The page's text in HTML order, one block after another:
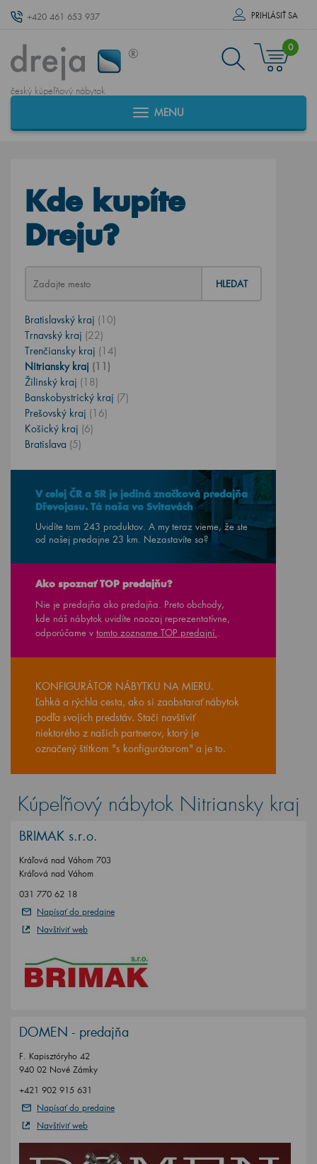
+420 461 653 937 PRIHLÁSIŤ SA
český kúpeľňový nábytok
0
MENU
Kde kupíte
Dreju?
HLEDAT
Bratislavský kraj (10)
Trnavský kraj (22)
Trenčiansky kraj (14)
Nitriansky kraj (11)
Žilinský kraj (18)
Banskobystrický kraj (7)
Prešovský kraj (16)
Košický kraj (6)
Bratislava (5)
V celej ČR a SR je jediná značková predajňa
Dřevojasu. Tá naša vo Svitavách
Uvidíte tam 243 produktov. A my teraz vieme, že ste
od našej predajne 23 km. Nezastavíte sa?
Ako spoznať TOP predajňu?
Nie je predajňa ako predajňa. Preto obchody,
kde náš nábytok uvidíte naozaj reprezentatívne,
odporúčame v tomto zozname TOP predajní.
KONFIGURÁTOR NÁBYTKU NA MIERU.
Ľahká a rýchla cesta, ako si zaobstarať nábytok
podľa svojich predstáv. Stačí navštíviť
niektorého z našich partnerov, ktorý je
označený štítkom "s konfigurátorom" a je to.
Kúpeľňový nábytok Nitriansky kraj
BRIMAK s.r.o.
Kráľová nad Váhom 703
Kráľová nad Váhom
031 770 62 18
Napísať do predajne
Navštíviť web
DOMEN - predajňa
F. Kapisztóryho 42
940 02 Nové Zámky
+421 902 915 631
Napísať do predajne
Navštíviť web